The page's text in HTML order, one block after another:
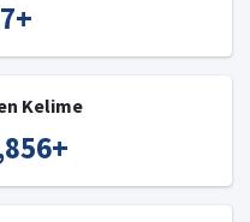
+
Kelime
+